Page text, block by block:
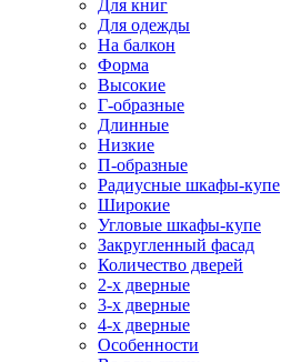
Для книг
Для одежды
На балкон
Форма
Высокие
Г-образные
Длинные
Низкие
П-образные
Радиусные шкафы-купе
Широкие
Угловые шкафы-купе
Закругленный фасад
Количество дверей
2-х дверные
3-х дверные
4-х дверные
Особенности